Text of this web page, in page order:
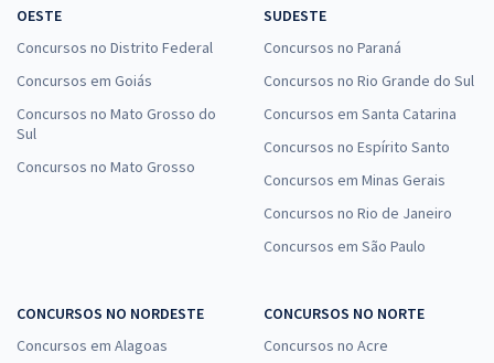
OESTE
Concursos no Distrito Federal
Concursos em Goiás
Concursos no Mato Grosso do
Sul
Concursos no Mato Grosso
SUDESTE
Concursos no Paraná
Concursos no Rio Grande do Sul
Concursos em Santa Catarina
Concursos no Espírito Santo
Concursos em Minas Gerais
Concursos no Rio de Janeiro
Concursos em São Paulo
CONCURSOS NO NORDESTE
Concursos em Alagoas
CONCURSOS NO NORTE
Concursos no Acre